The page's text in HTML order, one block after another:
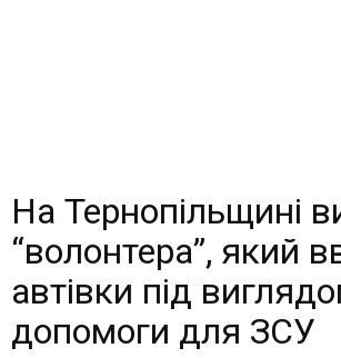
На Тернопільщині
“волонтера”, який
автівки під
допомоги для ЗСУ